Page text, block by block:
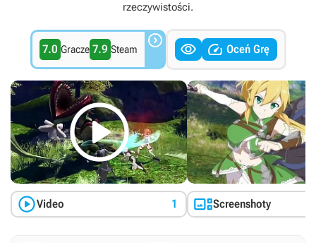
rzeczywistości.
7.0 Gracze 7.9 Steam    Oceń Grę

Video 1 Screenshoty